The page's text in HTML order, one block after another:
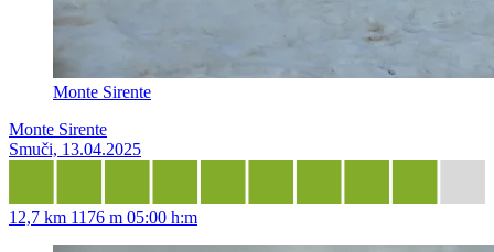
Monte Sirente
Monte Sirente
Smuči, 13.04.2025
12,7 km 1176 m 05:00 h:m